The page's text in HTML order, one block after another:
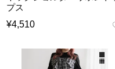
プス
¥4,510